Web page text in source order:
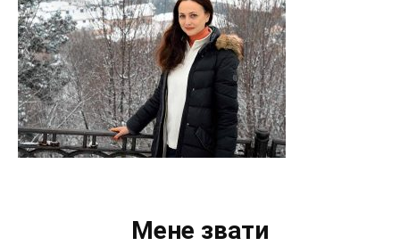
Мене звати